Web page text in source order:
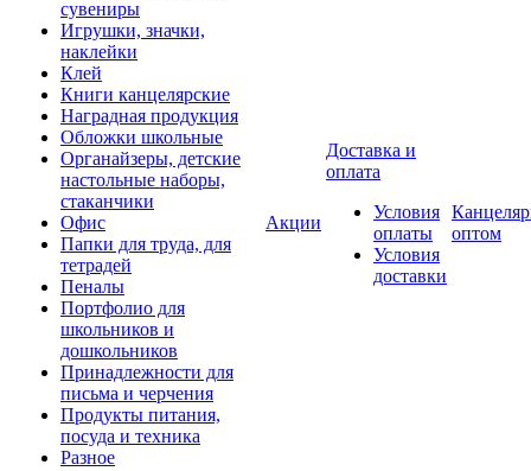
сувениры
Игрушки, значки,
наклейки
Клей
Книги канцелярские
Наградная продукция
Обложки школьные
Органайзеры, детские
настольные наборы,
стаканчики
Офис
Папки для труда, для
тетрадей
Пеналы
Портфолио для
школьников и
дошкольников
Принадлежности для
письма и черчения
Продукты питания,
посуда и техника
Разное
Акции
Доставка и
оплата
Условия
оплаты
Условия
доставки
оптом